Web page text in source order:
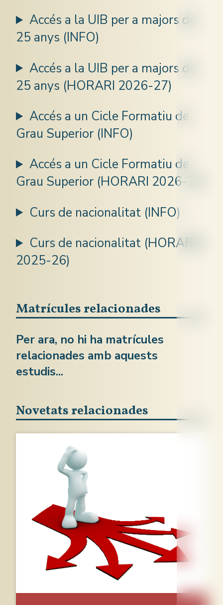
Accés a la UIB per a majors de
25 anys (INFO)
Accés a la UIB per a majors de
25 anys (HORARI 2026-27)
Accés a un Cicle Formatiu de
Grau Superior (INFO)
Accés a un Cicle Formatiu de
Grau Superior (HORARI 2026-27)
Curs de nacionalitat (INFO)
Curs de nacionalitat (HORARIS
2025-26)
Matrícules relacionades
Per ara, no hi ha matrícules
relacionades amb aquests
estudis...
Novetats relacionades